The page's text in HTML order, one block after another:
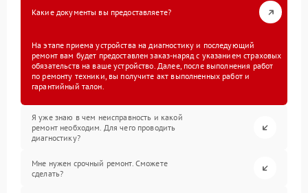
Какие документы вы предоставляете?
На этапе приема устройства на диагностику и последующий
ремонт вам будет предоставлен заказ-наряд с указанием страховых
обязательств на ваше устройство. Далее, после выполнения работ
по ремонту техники, вы получите акт выполненных работ и
гарантийный талон.
Я уже знаю в чем неисправность и какой
ремонт необходим. Для чего проводить
диагностику?
Мне нужен срочный ремонт. Сможете
сделать?